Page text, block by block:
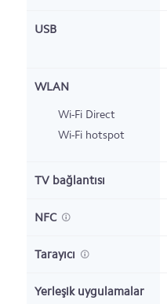
USB
WLAN
Wi-Fi Direct
Wi-Fi hotspot
TV bağlantısı
NFC
Tarayıcı
Yerleşik uygulamalar